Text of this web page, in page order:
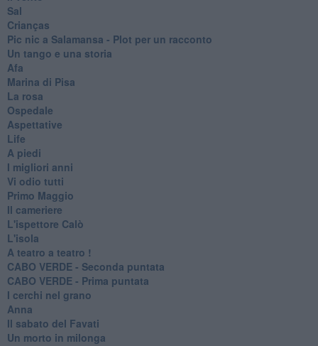
Sal
Crianças
Pic nic a Salamansa - Plot per un racconto
Un tango e una storia
Afa
Marina di Pisa
La rosa
Ospedale
Aspettative
Life
A piedi
I migliori anni
Vi odio tutti
Primo Maggio
Il cameriere
L'ispettore Calò
L'isola
A teatro a teatro !
CABO VERDE - Seconda puntata
CABO VERDE - Prima puntata
I cerchi nel grano
Anna
Il sabato del Favati
Un morto in milonga